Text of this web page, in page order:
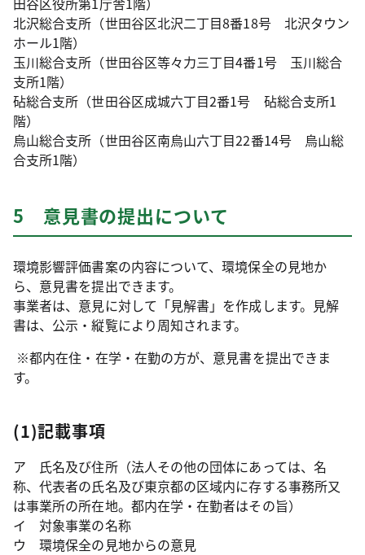
北沢総合支所（世田谷区北沢二丁目8番18号 北沢タウン
ホール1階）
玉川総合支所（世田谷区等々力三丁目4番1号 玉川総合
支所1階）
砧総合支所（世田谷区成城六丁目2番1号 砧総合支所1
階）
烏山総合支所（世田谷区南烏山六丁目22番14号 烏山総
合支所1階）
5 意見書の提出について
環境影響評価書案の内容について、環境保全の見地か
ら、意見書を提出できます。
事業者は、意見に対して「見解書」を作成します。見解
書は、公示・縦覧により周知されます。
※都内在住・在学・在勤の方が、意見書を提出できま
す。
(1)記載事項
ア 氏名及び住所（法人その他の団体にあっては、名
称、代表者の氏名及び東京都の区域内に存する事務所又
は事業所の所在地。都内在学・在勤者はその旨）
イ 対象事業の名称
ウ 環境保全の見地からの意見